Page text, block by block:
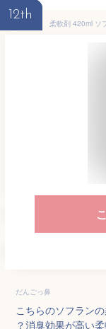
12th
だんごっ鼻
こちらのソフラン
？消臭効果が高い